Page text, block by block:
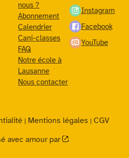
nous ?
Abonnement
Calendrier
Cani-classes
FAQ
Notre école à
Lausanne
Nous contacter
Instagram
Facebook
YouTube
| Mentions légales | CGV
avec amour par